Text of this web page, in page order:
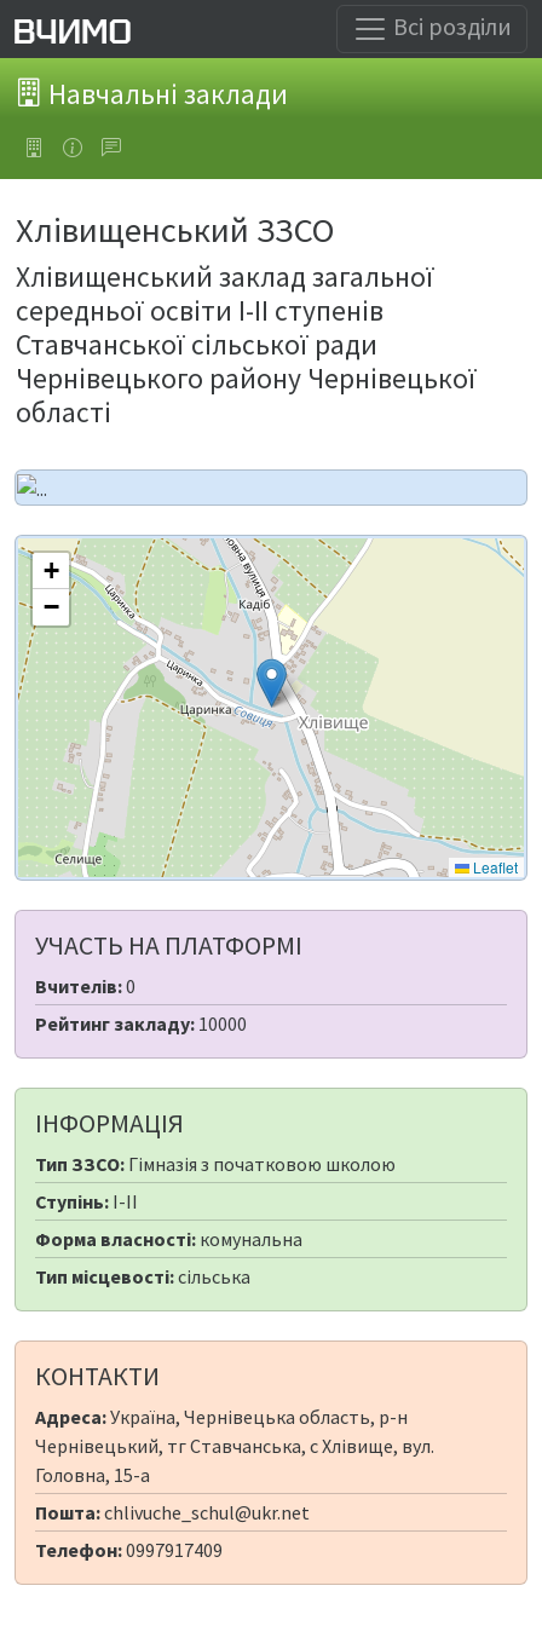
Всі розділи
Навчальні заклади
Хлівищенський ЗЗСО
Хлівищенський заклад загальної
середньої освіти І-ІІ ступенів
Ставчанської сільської ради
Чернівецького району Чернівецької
області
+
−
Leaflet
УЧАСТЬ НА ПЛАТФОРМІ
Вчителів:0
Рейтинг закладу: 10000
ІНФОРМАЦІЯ
Тип ЗЗСО: Гімназія з початковою школою
Ступінь: I-II
Форма власності: комунальна
Тип місцевості:сільська
КОНТАКТИ
Адреса:Україна, Чернівецька область, р-н
Чернівецький, тг Ставчанська, с Хлівище, вул.
Головна, 15-а
Пошта:chlivuche_schul@ukr.net
Телефон:0997917409